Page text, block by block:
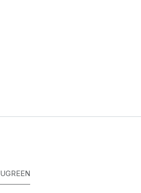
UGREEN